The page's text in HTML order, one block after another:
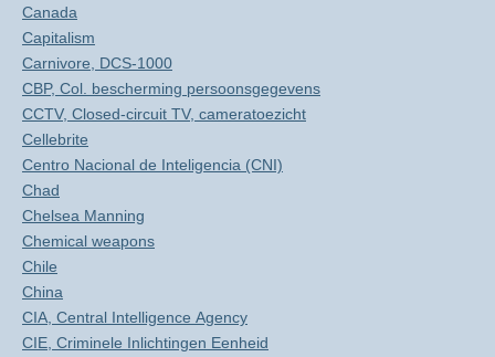
Canada
Capitalism
Carnivore, DCS-1000
CBP, Col. bescherming persoonsgegevens
CCTV, Closed-circuit TV, cameratoezicht
Cellebrite
Centro Nacional de Inteligencia (CNI)
Chad
Chelsea Manning
Chemical weapons
Chile
China
CIA, Central Intelligence Agency
CIE, Criminele Inlichtingen Eenheid